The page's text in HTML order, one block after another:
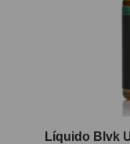
Líquido Blvk